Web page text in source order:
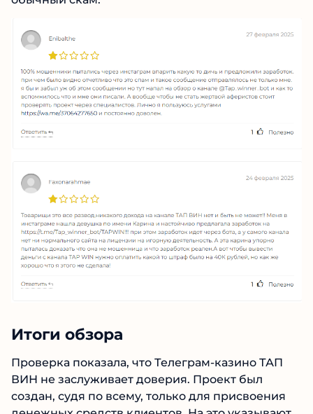
Проверка показала, что Телеграм-казино ТАП
ВИН не заслуживает доверия. Проект был
создан, судя по всему, только для присвоения
денежных средств клиентов. На это
указывают такие факторы, как: